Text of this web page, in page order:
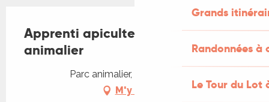
Grands
Randonnées
Le Tour du Lot
Apprenti apiculteur au Parc
animalier
Parc animalier, 46500 Gramat
M'y rendre